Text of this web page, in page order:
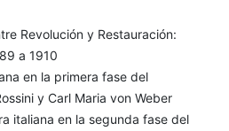
Revolución y Restauración:
a 1910
en la primera fase del
y Carl Maria von Weber
italiana en la segunda fase del